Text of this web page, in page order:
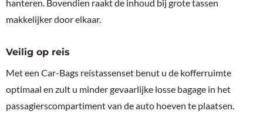
hanteren. Bovendien raakt de inhoud bij grote tassen
makkelijker door elkaar.
Veilig op reis
Met een Car-Bags reistassenset benut u de kofferruimte
optimaal en zult u minder gevaarlijke losse bagage in het
passagierscompartiment van de auto hoeven te plaatsen.